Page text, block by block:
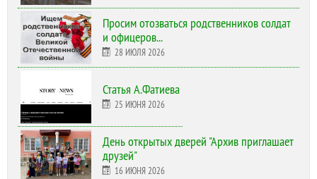
Просим отозваться родственников солдат
и офицеров...
28 ИЮЛЯ 2026
Статья А.Фатиева
25 ИЮНЯ 2026
День открытых дверей "Архив приглашает
друзей"
16 ИЮНЯ 2026